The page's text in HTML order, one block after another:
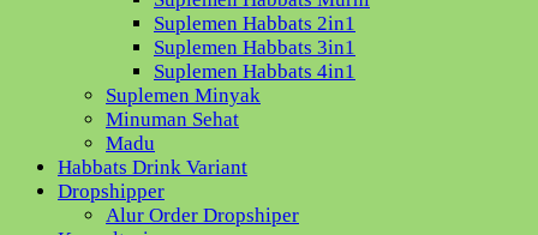
Suplemen Habbats 2in1
Suplemen Habbats 3in1
Suplemen Habbats 4in1
Suplemen Minyak
Minuman Sehat
Madu
Habbats Drink Variant
Dropshipper
Alur Order Dropshiper